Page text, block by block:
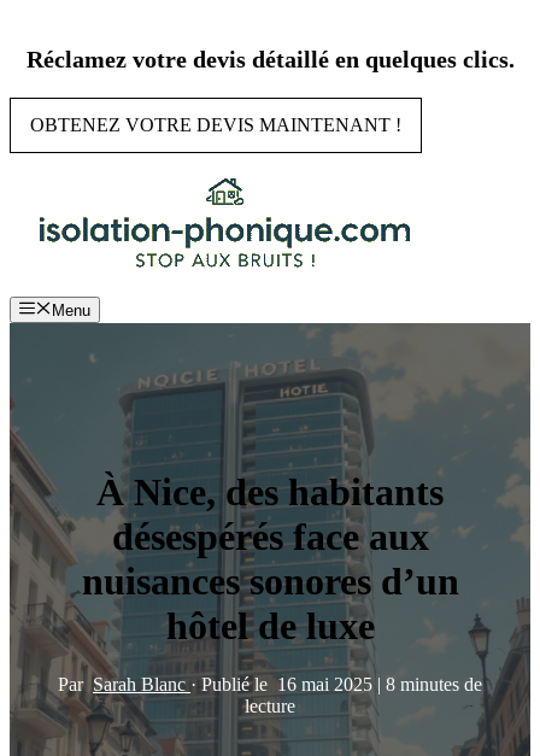
contenu
Réclamez votre devis détaillé en quelques clics.
OBTENEZ VOTRE DEVIS MAINTENANT !
Menu
À Nice, des habitants
désespérés face aux
nuisances sonores d’un
hôtel de luxe
Par Sarah Blanc · Publié le16 mai 2025 | 8 minutes de
lecture